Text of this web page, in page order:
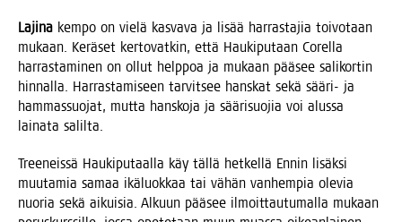
Laji­na kem­po on vie­lä kas­va­va ja lisää har­ras­ta­jia toi­vo­taan
mukaan. Kerä­set ker­to­vat­kin, että Hau­ki­pu­taan Corel­la
har­ras­ta­mi­nen on ollut help­poa ja mukaan pää­see sali­kor­tin
hin­nal­la. Har­ras­ta­mi­seen tar­vit­see hans­kat sekä sää­ri- ja
ham­mas­suo­jat, mut­ta hans­ko­ja ja sää­ri­suo­jia voi alus­sa
lai­na­ta salilta.
Tree­neis­sä Hau­ki­pu­taal­la käy täl­lä het­kel­lä Ennin lisäk­si
muu­ta­mia samaa ikä­luok­kaa tai vähän van­hem­pia ole­via
nuo­ria sekä aikui­sia. Alkuun pää­see ilmoit­tau­tu­mal­la mukaan